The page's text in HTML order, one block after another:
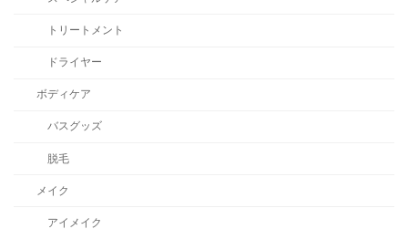
トリートメント
ドライヤー
ボディケア
バスグッズ
脱毛
メイク
アイメイク